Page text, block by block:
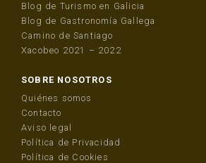
Blog de Turismo en Galicia
Blog de Gastronomía Gallega
Camino de Santiago
Xacobeo 2021 – 2022
SOBRE NOSOTROS
Quiénes somos
Contacto
Aviso legal
Política de Privacidad
Política de Cookies